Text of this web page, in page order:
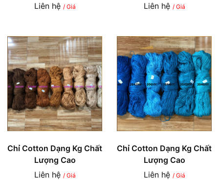
Liên hệ / Giá
Liên hệ / Giá
Chỉ Cotton Dạng Kg Chất
Lượng Cao
Liên hệ / Giá
Chỉ Cotton Dạng Kg Chất
Lượng Cao
Liên hệ / Giá